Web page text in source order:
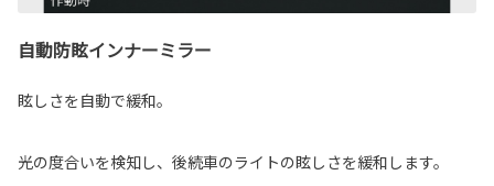
自動防眩インナーミラー
眩しさを自動で緩和。
光の度合いを検知し、後続車のライトの眩しさを緩和します。